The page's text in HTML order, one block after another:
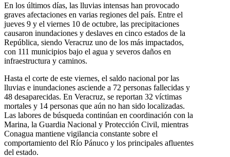
En los últimos días, las lluvias intensas han provocado
graves afectaciones en varias regiones del país. Entre el
jueves 9 y el viernes 10 de octubre, las precipitaciones
causaron inundaciones y deslaves en cinco estados de la
República, siendo Veracruz uno de los más impactados,
con 111 municipios bajo el agua y severos daños en
infraestructura y caminos.
Hasta el corte de este viernes, el saldo nacional por las
lluvias e inundaciones asciende a 72 personas fallecidas y
48 desaparecidas. En Veracruz, se reportan 32 víctimas
mortales y 14 personas que aún no han sido localizadas.
Las labores de búsqueda continúan en coordinación con la
Marina, la Guardia Nacional y Protección Civil, mientras
Conagua mantiene vigilancia constante sobre el
comportamiento del Río Pánuco y los principales afluentes
del estado.